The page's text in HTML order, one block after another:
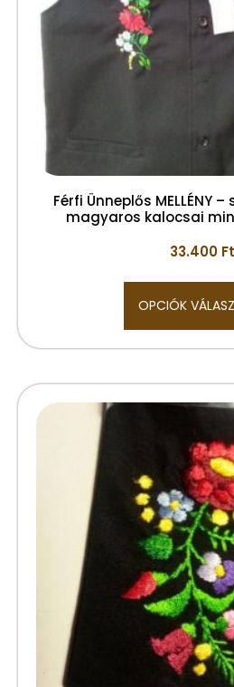
Férfi Ünneplős MELLÉNY
magyaros kalocsai
33.400 Ft
OPCIÓK